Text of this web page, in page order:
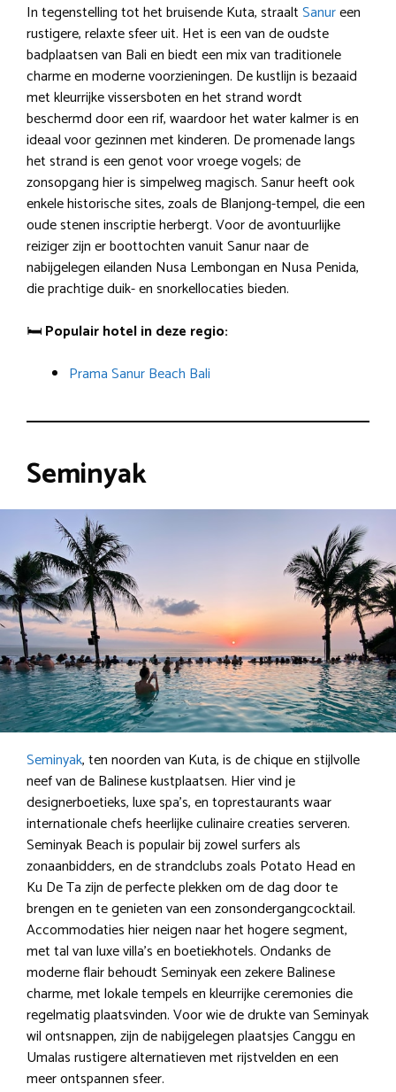
In tegenstelling tot het bruisende Kuta, straaltSanureen
rustigere, relaxte sfeer uit. Het is een van de oudste
badplaatsen van Bali en biedt een mix van traditionele
charme en moderne voorzieningen. De kustlijn is bezaaid
met kleurrijke vissersboten en het strand wordt
beschermd door een rif, waardoor het water kalmer is en
ideaal voor gezinnen met kinderen. De promenade langs
het strand is een genot voor vroege vogels; de
zonsopgang hier is simpelweg magisch. Sanur heeft ook
enkele historische sites, zoals de Blanjong-tempel, die een
oude stenen inscriptie herbergt. Voor de avontuurlijke
reiziger zijn er boottochten vanuit Sanur naar de
nabijgelegen eilanden Nusa Lembongan en Nusa Penida,
die prachtige duik- en snorkellocaties bieden.
🛏️Populair hotel in deze regio:
Prama Sanur Beach Bali
Seminyak
Seminyak, ten noorden van Kuta, is de chique en stijlvolle
neef van de Balinese kustplaatsen. Hier vind je
designerboetieks, luxe spa’s, en toprestaurants waar
internationale chefs heerlijke culinaire creaties serveren.
Seminyak Beach is populair bij zowel surfers als
zonaanbidders, en de strandclubs zoals Potato Head en
Ku De Ta zijn de perfecte plekken om de dag door te
brengen en te genieten van een zonsondergangcocktail.
Accommodaties hier neigen naar het hogere segment,
met tal van luxe villa’s en boetiekhotels. Ondanks de
moderne flair behoudt Seminyak een zekere Balinese
charme, met lokale tempels en kleurrijke ceremonies die
regelmatig plaatsvinden. Voor wie de drukte van Seminyak
wil ontsnappen, zijn de nabijgelegen plaatsjes Canggu en
Umalas rustigere alternatieven met rijstvelden en een
meer ontspannen sfeer.